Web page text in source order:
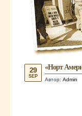
«Норт
Автор: Admin
29
SEP